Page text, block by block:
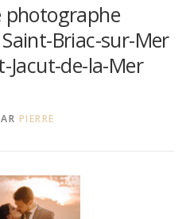
photographe
Briac-sur-Mer
Jacut-de-la-Mer
PIERRE